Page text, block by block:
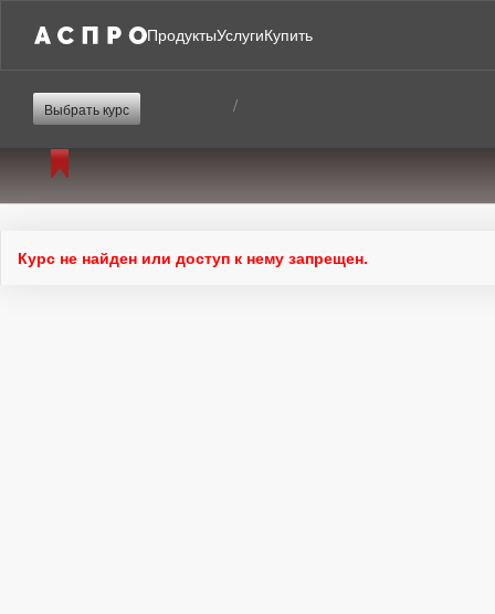
ПродуктыУслугиКупить
Выбрать курс /
Курс не найден или доступ к нему запрещен.